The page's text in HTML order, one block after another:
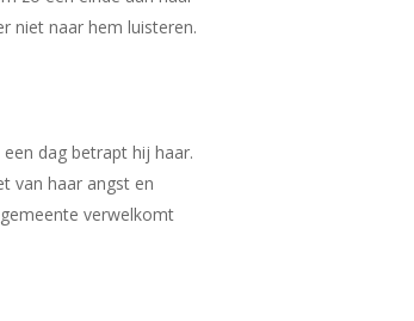
niet naar hem luisteren.
dag betrapt hij haar.
van haar angst en
verwelkomt